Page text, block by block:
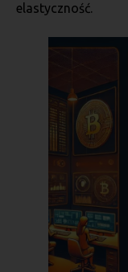
elastyczność.